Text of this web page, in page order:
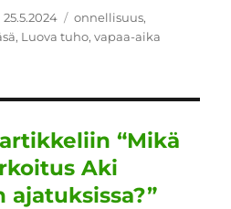
n
at
s
p
p
e
g
a
m
a
re
Julkaistu
25.5.2024 Kategoriat
onnellisuus,
, Luova tuho,vapaa-aika
“Mikä
Aki
ajatuksissa?”